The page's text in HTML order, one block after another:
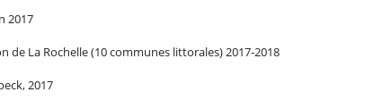
2017
de La Rochelle (10 communes littorales) 2017-2018
2017